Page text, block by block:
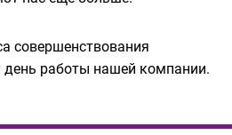
совершенствования
день работы нашей компании.